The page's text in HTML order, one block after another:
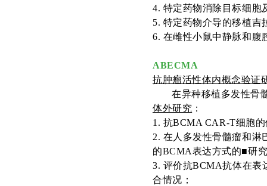
4. 特定药物消除目标细胞
5. 特定药物介导的移植吉
6. 在雌性小鼠中静脉和腹
ABECMA
抗肿瘤活性体内概念验证
在异种移植多发性骨
体外研究 ：
1 . 抗BCMA CAR-T细胞
2. 在人多发性骨髓瘤和淋
的BCMA表达方式的■研
3. 评价抗BCMA抗体在表
合情况；